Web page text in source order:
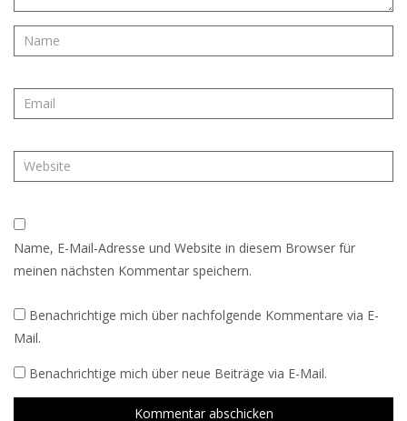
Name, E-Mail-Adresse und Website in diesem Browser für
meinen nächsten Kommentar speichern.
Benachrichtige mich über nachfolgende Kommentare via E-
Mail.
Benachrichtige mich über neue Beiträge via E-Mail.